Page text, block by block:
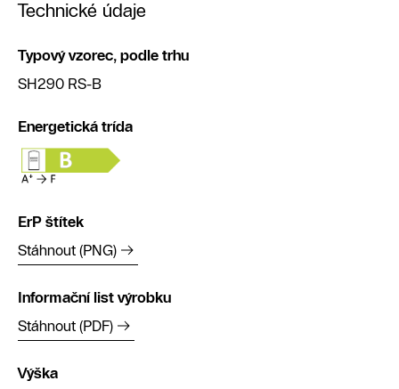
Technické údaje
Typový vzorec, podle trhu
SH290 RS-B
Energetická trída
ErP štítek
Stáhnout (PNG)
Informační list výrobku
Stáhnout (PDF)
Výška